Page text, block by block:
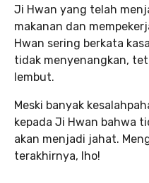
Ji Hwan yang telah
makanan dan
Hwan sering berkata
tidak menyenangkan,
lembut.
Meski banyak
kepada Ji Hwan bahwa
akan menjadi jahat.
terakhirnya, lho!